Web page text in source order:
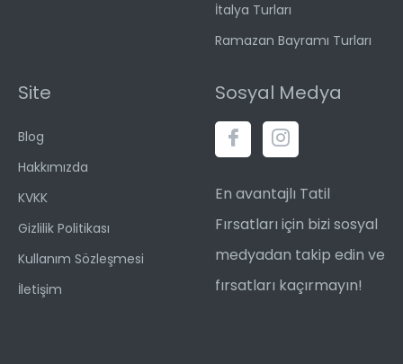
İtalya Turları
Ramazan Bayramı Turları
Site
Blog
Hakkımızda
KVKK
Gizlilik Politikası
Kullanım Sözleşmesi
İletişim
Sosyal Medya
En avantajlı Tatil
Fırsatları için bizi sosyal
medyadan takip edin ve
fırsatları kaçırmayın!